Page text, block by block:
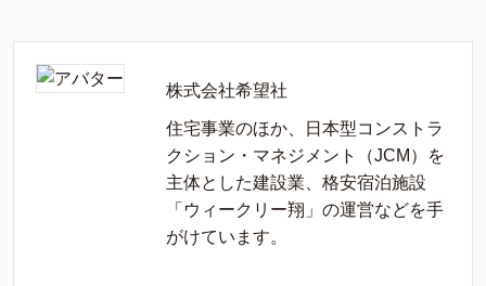
株式会社希望社
住宅事業のほか、日本型コンストラ
クション・マネジメント（JCM）を
主体とした建設業、格安宿泊施設
「ウィークリー翔」の運営などを手
がけています。